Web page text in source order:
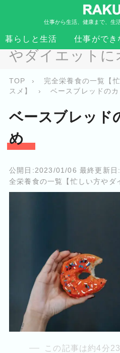
仕事から生活、健康まで、生
暮らしと生活 仕事ができ
完全栄養食の一
やダイエットに
TOP ›
完全栄養食の一覧【
スメ】
› ベースブレッドの
ベースブレッド
め
公開日:2023/01/06 最終更新日:
全栄養食の一覧【忙しい方やダ
この記事は約4分